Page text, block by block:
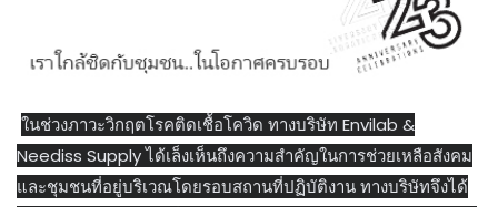
ในช่วงภาวะวิกฤตโรคติดเชื้อโควิด ทางบริษัท Envilab &
Neediss Supply ได้เล็งเห็นถึงความสำคัญในการช่วยเหลือสังคม
และชุมชนที่อยู่บริเวณโดยรอบสถานที่ปฏิบัติงาน ทางบริษัทจึงได้